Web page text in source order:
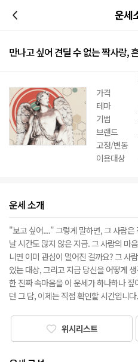
운세
만나고 싶어 견딜 수 없는 짝사랑,
가격
테마
기법
브랜드
고정/변동
이용대상
운세 소개
"보고 싶어...." 그렇게 말하면, 그 사람
날 시간도 많지 않은 지금. 그 사람의 마
니면 이미 관심이 멀어진 걸까요? 그 사
있는 대상, 그리고 지금 당신을 어떻게
한 진짜 속마음을 이 운세가 하나하나
던 그 답, 이제는 직접 확인할 시간입니다.
위시리스트